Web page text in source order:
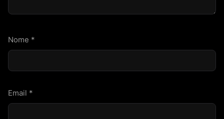
Nome *
Email *